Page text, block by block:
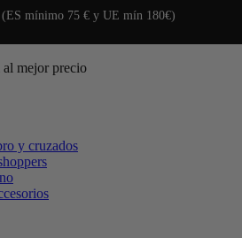
mínimo 75 € y UE mín 180€)
mejor precio
y cruzados